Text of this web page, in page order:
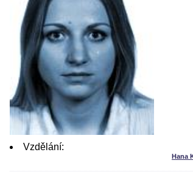
Vzdělání:
Hana